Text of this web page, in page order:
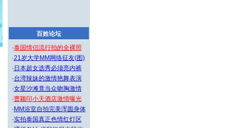
百姓论坛
·泰国情侣流行拍的全裸照
·21岁大学MM网络征友(图)
· 日本超女选秀必须亮内裤
·台湾辣妹的激情艳舞表演
·女星沙滩竟当众吻胸激情
·曹颖印小天酒店激情曝光
· MM浴室自拍完美浑圆身体
·实拍泰国真正色情红灯区